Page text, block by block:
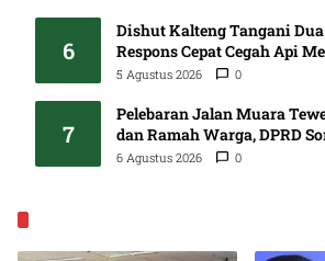
6
Dishut Kalteng Tangani
Respons Cepat Cegah Api
5 Agustus 2026 0
7
Pelebaran Jalan Muara
dan Ramah Warga, DPRD
Standar K3
6 Agustus 2026 0